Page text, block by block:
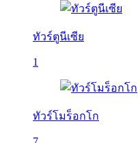
ทัวร์ตูนีเซีย
1
ทัวร์โมร็อกโก